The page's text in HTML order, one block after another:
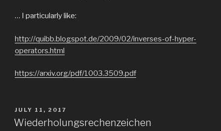
… I particularly like:
http://quibb.blogspot.de/2009/02/inverses-of-hyper-
operators.html
https://arxiv.org/pdf/1003.3509.pdf
POSTED
ON
JULY 11, 2017
Wiederholungsrechenzeichen